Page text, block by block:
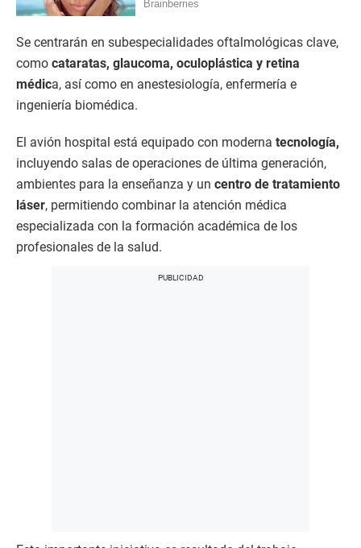
Se centrarán en subespecialidades oftalmológicas clave,
como cataratas, glaucoma, oculoplástica y retina
médica, así como en anestesiología, enfermería e
ingeniería biomédica.
El avión hospital está equipado con moderna tecnología,
incluyendo salas de operaciones de última generación,
ambientes para la enseñanza y un centro de tratamiento
láser, permitiendo combinar la atención médica
especializada con la formación académica de los
profesionales de la salud.